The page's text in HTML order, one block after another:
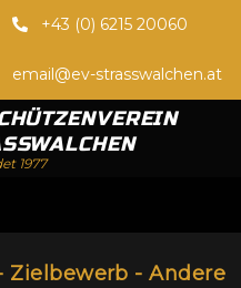
+43 (0) 6215 20060
email@ev-strasswalchen.at
1977
Zielbewerb - Andere